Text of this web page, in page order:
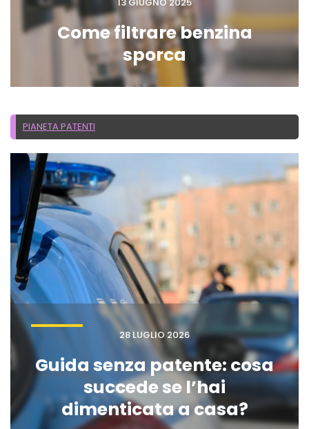
Come filtrare benzina
sporca
PIANETA PATENTI
28 LUGLIO 2026
Guida senza patente: cosa
succede se l’hai
dimenticata a casa?